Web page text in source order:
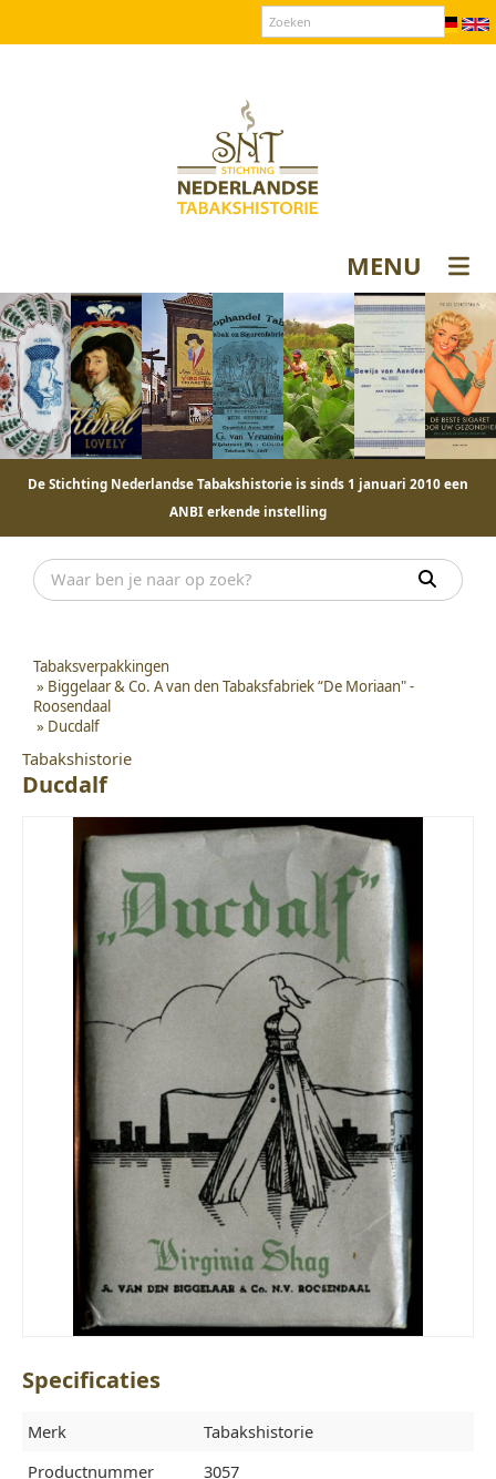
MENU
De Stichting Nederlandse Tabakshistorie is sinds 1 januari 2010 een
ANBI erkende instelling
Tabaksverpakkingen
» Biggelaar & Co. A van den Tabaksfabriek “De Moriaan" -
Roosendaal
» Ducdalf
Tabakshistorie
Ducdalf
Specificaties
Merk
Tabakshistorie
Productnummer
3057